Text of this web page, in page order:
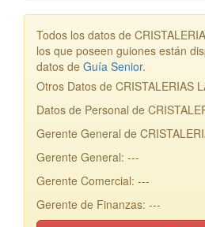
Todos los datos de
los que poseen guiones están
datos de Guía Senior.
Otros Datos de CRISTALERIAS
Datos de Personal de
Gerente General de
Gerente General: ---
Gerente Comercial: ---
Gerente de Finanzas: ---